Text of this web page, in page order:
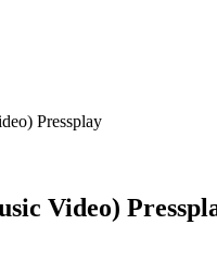
Pressplay
Video)